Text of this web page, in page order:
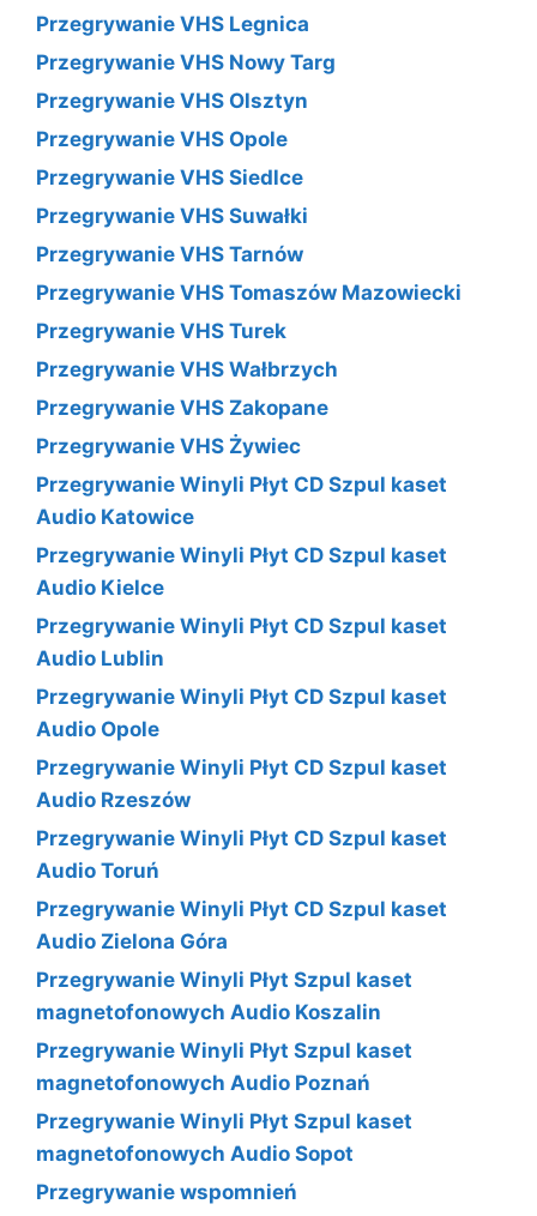
Przegrywanie VHS Legnica
Przegrywanie VHS Nowy Targ
Przegrywanie VHS Olsztyn
Przegrywanie VHS Opole
Przegrywanie VHS Siedlce
Przegrywanie VHS Suwałki
Przegrywanie VHS Tarnów
Przegrywanie VHS Tomaszów Mazowiecki
Przegrywanie VHS Turek
Przegrywanie VHS Wałbrzych
Przegrywanie VHS Zakopane
Przegrywanie VHS Żywiec
Przegrywanie Winyli Płyt CD Szpul kaset
Audio Katowice
Przegrywanie Winyli Płyt CD Szpul kaset
Audio Kielce
Przegrywanie Winyli Płyt CD Szpul kaset
Audio Lublin
Przegrywanie Winyli Płyt CD Szpul kaset
Audio Opole
Przegrywanie Winyli Płyt CD Szpul kaset
Audio Rzeszów
Przegrywanie Winyli Płyt CD Szpul kaset
Audio Toruń
Przegrywanie Winyli Płyt CD Szpul kaset
Audio Zielona Góra
Przegrywanie Winyli Płyt Szpul kaset
magnetofonowych Audio Koszalin
Przegrywanie Winyli Płyt Szpul kaset
magnetofonowych Audio Poznań
Przegrywanie Winyli Płyt Szpul kaset
magnetofonowych Audio Sopot
Przegrywanie wspomnień